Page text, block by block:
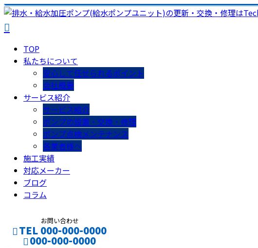
TOP
私たちについて
安心して任せられるポイント
会社概要
サービス紹介
サービス紹介
ポンプの設置・交換・修理
ポンプ点検メンテナンス
各業者様へ
施工実績
対応メーカー
ブログ
コラム
お問い合わせ
TEL 000-000-0000
000-000-0000